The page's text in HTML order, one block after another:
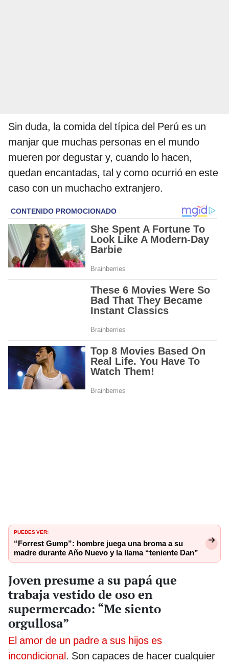
Sin duda, la comida del típica del Perú es un
manjar que muchas personas en el mundo
mueren por degustar y, cuando lo hacen,
quedan encantadas, tal y como ocurrió en este
caso con un muchacho extranjero.
PUEDES VER:
“Forrest Gump”: hombre juega una broma a su
madre durante Año Nuevo y la llama “teniente Dan”
Joven presume a su papá que
trabaja vestido de oso en
supermercado: “Me siento
orgullosa”
El amor de un padre a sus hijos es
incondicional. Son capaces de hacer cualquier